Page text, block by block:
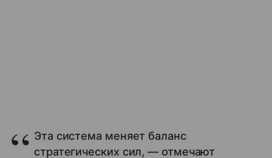
Эта система меняет баланс
стратегических сил, — отмечают